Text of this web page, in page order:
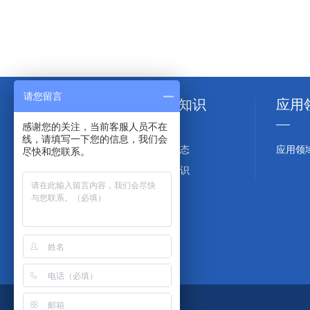
产品列表
石英管
石英片
石英棒
石英环
UV半球石英玻璃透镜
资讯知识
新闻动态
产品知识
应用
应用领
请您留言
感谢您的关注，当前客服人员不在
线，请填写一下您的信息，我们会
尽快和您联系。